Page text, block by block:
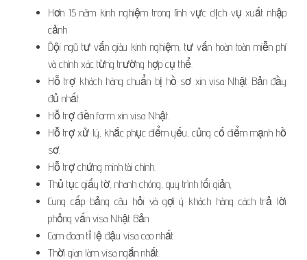
Hơn 15 năm kinh nghiệm trong lĩnh vực dịch vụ xuất nhập
cảnh
Đội ngũ tư vấn giàu kinh nghiệm, tư vấn hoàn toàn miễn phí
và chính xác từng trường hợp cụ thể.
Hỗ trợ khách hàng chuẩn bị hồ sơ xin visa Nhật Bản đầy
đủ nhất.
Hỗ trợ điền form xin visa Nhật.
Hỗ trợ xử lý, khắc phục điểm yếu, củng cố điểm mạnh hồ
sơ.
Hỗ trợ chứng minh tài chính.
Thủ tục giấy tờ, nhanh chóng, quy trình tối giản,
Cung cấp bảng câu hỏi và gợi ý khách hàng cách trả lời
phỏng vấn visa Nhật Bản
Cam đoan tỉ lệ đậu visa cao nhất.
Thời gian làm visa ngắn nhất.